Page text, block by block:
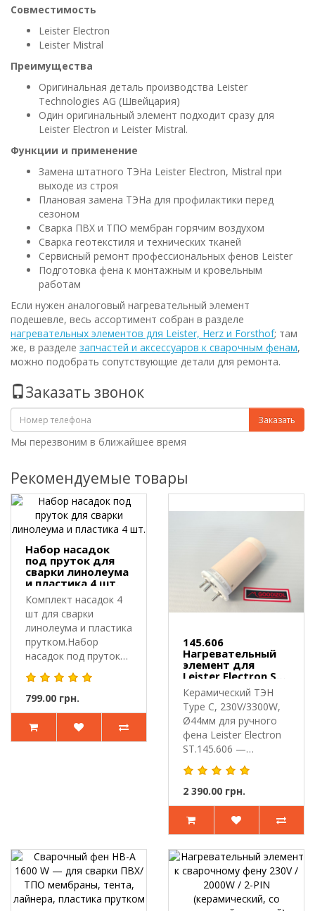
Совместимость
Leister Electron
Leister Mistral
Преимущества
Оригинальная деталь производства Leister
Technologies AG (Швейцария)
Один оригинальный элемент подходит сразу для
Leister Electron и Leister Mistral.
Функции и применение
Замена штатного ТЭНа Leister Electron, Mistral при
выходе из строя
Плановая замена ТЭНа для профилактики перед
сезоном
Сварка ПВХ и ТПО мембран горячим воздухом
Сварка геотекстиля и технических тканей
Сервисный ремонт профессиональных фенов Leister
Подготовка фена к монтажным и кровельным
работам
Если нужен аналоговый нагревательный элемент
подешевле, весь ассортимент собран в разделе
нагревательных элементов для Leister, Herz и Forsthof; там
же, в разделе запчастей и аксессуаров к сварочным фенам,
можно подобрать сопутствующие детали для ремонта.
Заказать звонок
Заказать
Мы перезвоним в ближайшее время
Рекомендуемые товары
Набор насадок
под пруток для
сварки линолеума
и пластика 4 шт.
Комплект насадок 4
шт для сварки
линолеума и пластика
прутком.Набор
насадок под пруток
предназначен ..
799.00 грн.
145.606
Нагревательный
элемент для
Leister Electron ST
230V 3300W
Керамический ТЭН
Type C, 230V/3300W,
Ø44мм для ручного
фена Leister Electron
ST.145.606 —
керамическ..
2 390.00 грн.